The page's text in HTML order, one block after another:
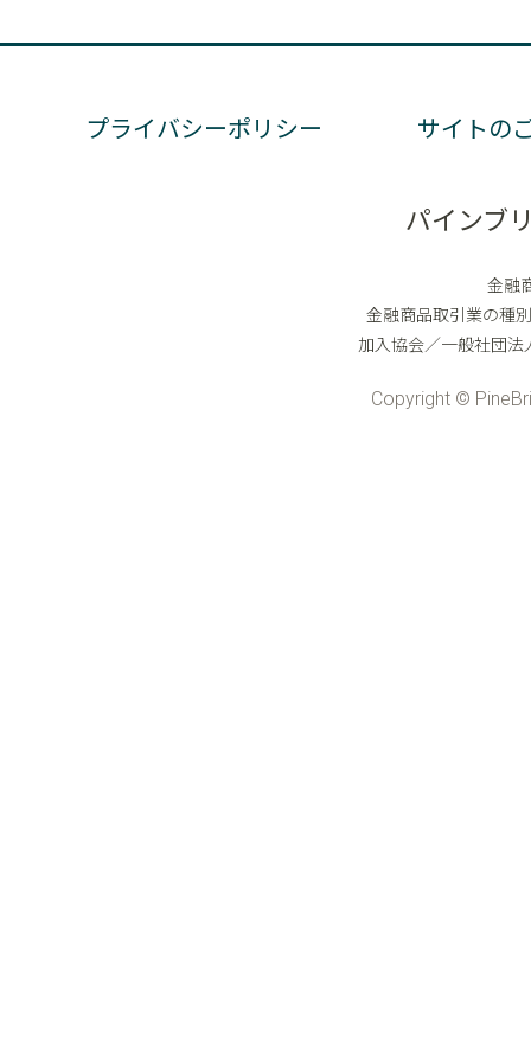
プライバシーポリシー サイトの
パインブ
金融
金融商品取引業の種
加入協会／一般社団
Copyright ©